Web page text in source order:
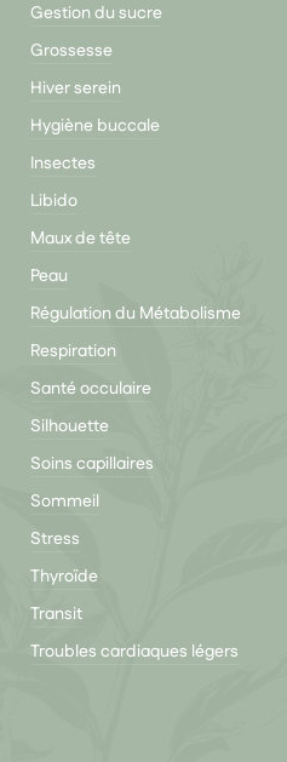
Gestion du sucre
Grossesse
Hiver serein
Hygiène buccale
Insectes
Libido
Maux de tête
Peau
Régulation du Métabolisme
Respiration
Santé occulaire
Silhouette
Soins capillaires
Sommeil
Stress
Thyroïde
Transit
Troubles cardiaques légers